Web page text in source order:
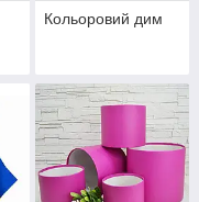
Кольоровий дим